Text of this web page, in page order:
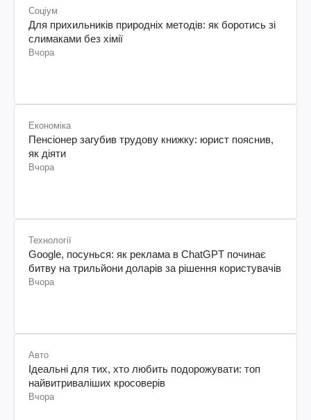
Соціум
Для прихильників природніх методів: як боротись зі
слимаками без хімії
Вчора
Економіка
Пенсіонер загубив трудову книжку: юрист пояснив,
як діяти
Вчора
Технології
Google, посунься: як реклама в ChatGPT починає
битву на трильйони доларів за рішення користувачів
Вчора
Авто
Ідеальні для тих, хто любить подорожувати: топ
найвитриваліших кросоверів
Вчора